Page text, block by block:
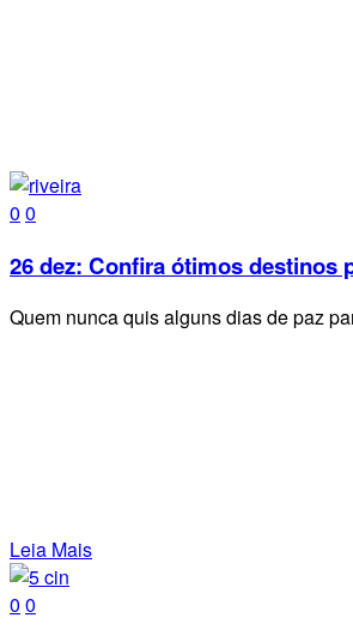
0 0
26 dez: Confira ótimos destinos
Quem nunca quis alguns dias de paz
Leia Mais
0 0